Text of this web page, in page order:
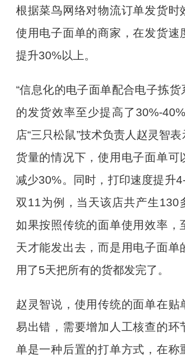
根据菜鸟网络对物流订单发货时
使用电子面单的商家，在发货速
提升30%以上。
“信息化的电子面单配合电子拣货
的发货效率至少提高了 30%-40%
店“三只松鼠”技术负责人赵灵智
货量的情况下，使用电子面单可
减少30%。同时，打印速度提升
双11为例，当天该店共产生130
如果按照传统的面单使用效率，
天才能发出去，而是用电子面单
用了5天把所有的货都发完了。
赵灵智说，使用传统的面单在贴
易出错，需要增加人工核查的环
单是一种后置的打单方式，在称